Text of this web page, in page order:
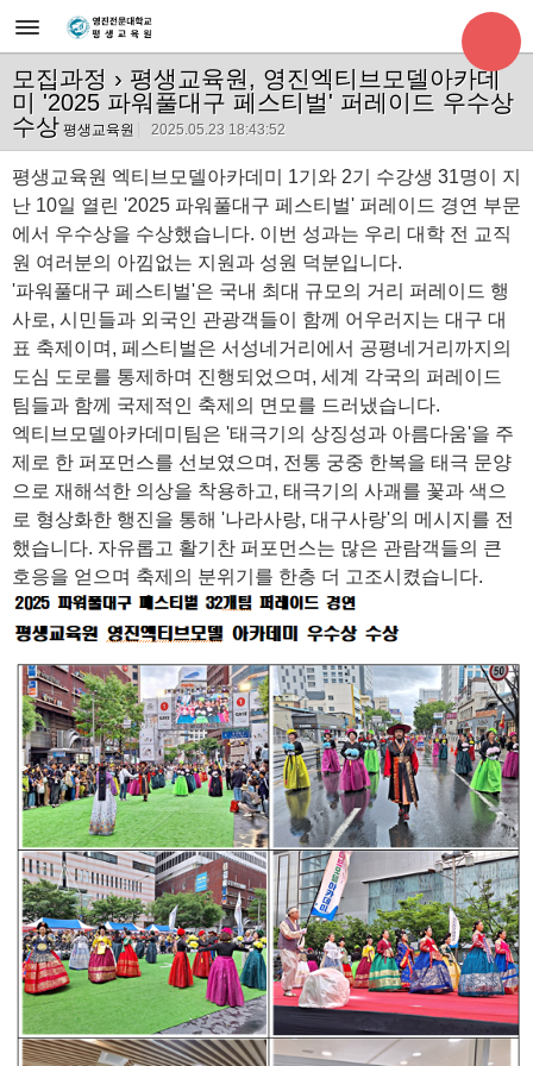
모집과정 › 평생교육원, 영진엑티브모델아카데
미 '2025 파워풀대구 페스티벌' 퍼레이드 우수상
수상 평생교육원 2025.05.23 18:43:52
평생교육원 엑티브모델아카데미 1기와 2기 수강생 31명이 지
난 10일 열린 '2025 파워풀대구 페스티벌' 퍼레이드 경연 부문
에서 우수상을 수상했습니다. 이번 성과는 우리 대학 전 교직
원 여러분의 아낌없는 지원과 성원 덕분입니다.
'파워풀대구 페스티벌'은 국내 최대 규모의 거리 퍼레이드 행
사로, 시민들과 외국인 관광객들이 함께 어우러지는 대구 대
표 축제이며, 페스티벌은 서성네거리에서 공평네거리까지의
도심 도로를 통제하며 진행되었으며, 세계 각국의 퍼레이드
팀들과 함께 국제적인 축제의 면모를 드러냈습니다.
엑티브모델아카데미팀은 '태극기의 상징성과 아름다움'을 주
제로 한 퍼포먼스를 선보였으며, 전통 궁중 한복을 태극 문양
으로 재해석한 의상을 착용하고, 태극기의 사괘를 꽃과 색으
로 형상화한 행진을 통해 '나라사랑, 대구사랑'의 메시지를 전
했습니다. 자유롭고 활기찬 퍼포먼스는 많은 관람객들의 큰
호응을 얻으며 축제의 분위기를 한층 더 고조시켰습니다.